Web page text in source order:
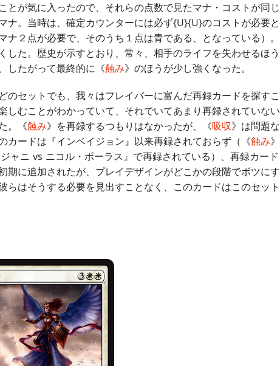
が気に入ったので、それらの点数で見たマナ・コストが同じ
ナ。当時は、確定カウンターには必ず{U}{U}のコストが必要と
２点が必要で、そのうち１点は青である、となっている）。
た。歴史が示すとおり、常々、相手のライフを失わせるほう
したがって最終的に《蝕み》のほうが少し強くなった。
セットでも、我々はフレイバーに富んだ再録カードを探すこ
しむことがわかっていて、それでいてあまり再録されていない
。《蝕み》を再録するつもりはなかったが、《吸収》は問題な
カードは『インベイジョン』以来再録されておらず（《蝕み》
ャニ vs ニコル・ボーラス』で再録されている）、再録カード
期に追加されたが、プレイデザインがどこかの段階でボツにす
はそうする必要を見出すことなく、このカードはこのセット